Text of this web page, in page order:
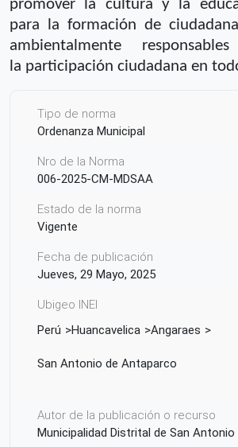
promover la cultura y la
para la formación de
ambientalmente
la participación ciudadana en
Tipo de norma
Ordenanza Municipal
Nro de la Norma
006-2025-CM-MDSAA
Estado de la norma
Vigente
Fecha de publicación
Jueves, 29 Mayo, 2025
Ubigeo INEI
Perú
Huancavelica Angaraes
San Antonio de Antaparco
Autor de la publicación o recurso
Municipalidad Distrital de San